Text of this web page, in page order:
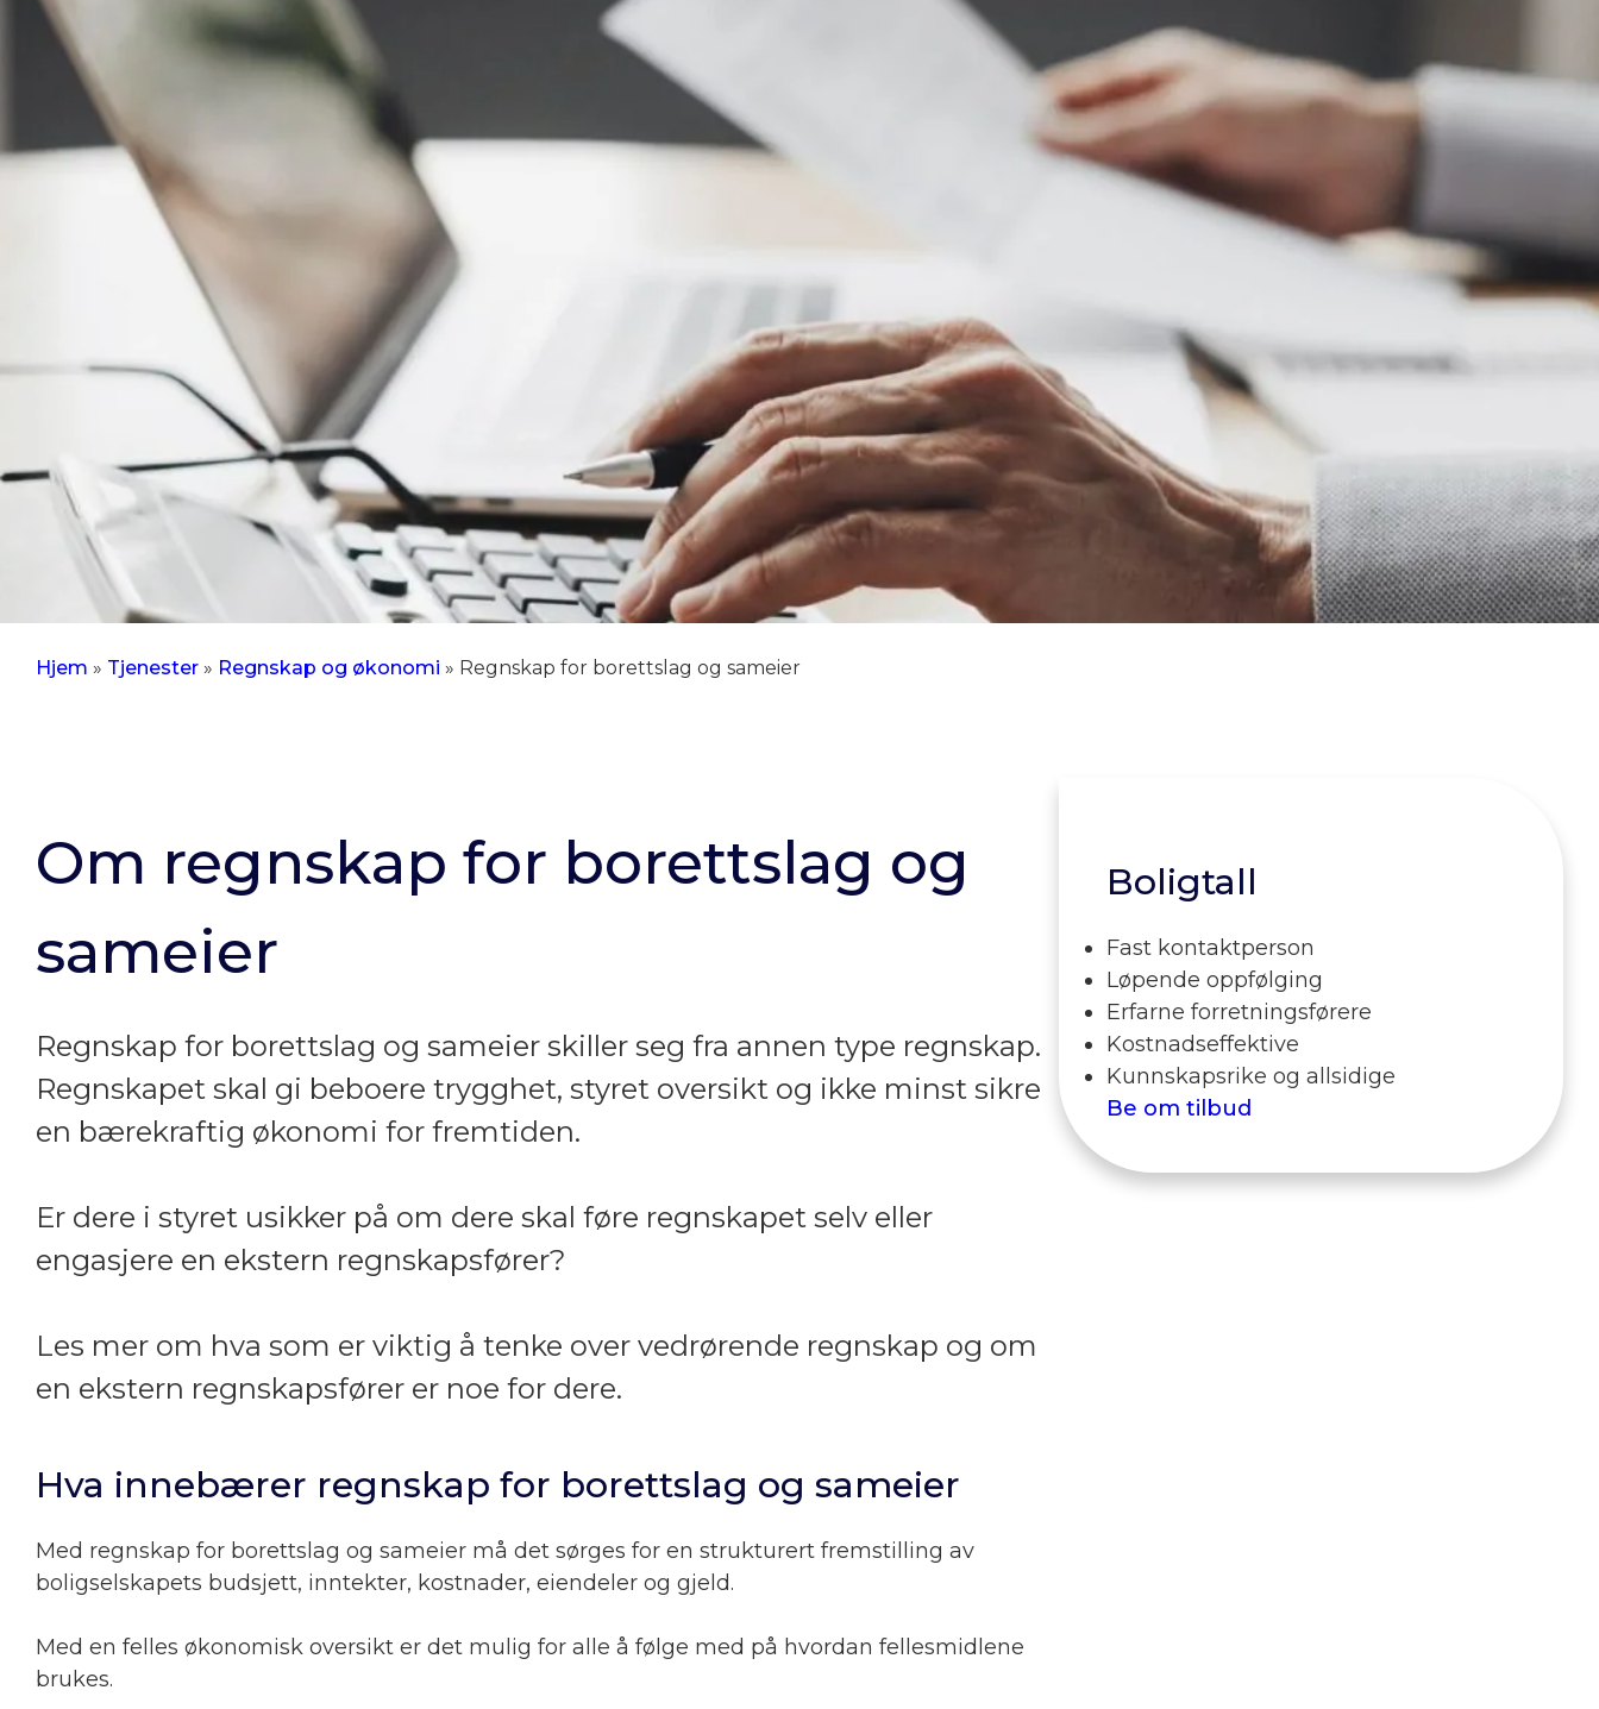
Hjem » Tjenester » Regnskap og økonomi » Regnskap for borettslag og sameier
Om regnskap for borettslag og
sameier
Regnskap for borettslag og sameier skiller seg fra annen type regnskap.
Regnskapet skal gi beboere trygghet, styret oversikt og ikke minst sikre
en bærekraftig økonomi for fremtiden.
Er dere i styret usikker på om dere skal føre regnskapet selv eller
engasjere en ekstern regnskapsfører?
Les mer om hva som er viktig å tenke over vedrørende regnskap og om
en ekstern regnskapsfører er noe for dere.
Hva innebærer regnskap for borettslag og sameier
Med regnskap for borettslag og sameier må det sørges for en strukturert fremstilling av
boligselskapets budsjett, inntekter, kostnader, eiendeler og gjeld.
Med en felles økonomisk oversikt er det mulig for alle å følge med på hvordan fellesmidlene
brukes.
Boligtall
Fast kontaktperson
Løpende oppfølging
Erfarne forretningsførere
Kostnadseffektive
Kunnskapsrike og allsidige
Be om tilbud